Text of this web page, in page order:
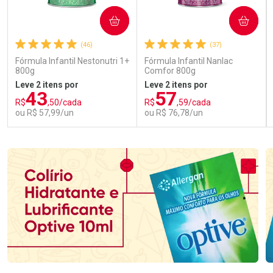
(46)
Fórmula Infantil Nestonutri 1+
800g
Leve 2 itens por
R$43,50/cada
ou R$ 57,99/un
COMPRAR
(37)
Fórmula Infantil Nanlac
Comfor 800g
Leve 2 itens por
R$57,59/cada
ou R$ 76,78/un
COMPRAR
Laboratório
Por Menos